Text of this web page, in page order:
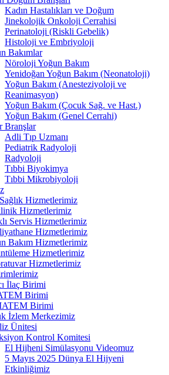
Kadın Hastalıkları ve Doğum
Jinekolojik Onkoloji Cerrahisi
Perinatoloji (Riskli Gebelik)
Histoloji ve Embriyoloji
Bakımlar
Nöroloji Yoğun Bakım
Yenidoğan Yoğun Bakım (Neonatoloji)
Yoğun Bakım (Anesteziyoloji ve
Reanimasyon)
Yoğun Bakım (Çocuk Sağ. ve Hast.)
Yoğun Bakım (Genel Cerrahi)
Branşlar
Adli Tıp Uzmanı
Pediatrik Radyoloji
Radyoloji
Tıbbi Biyokimya
Tıbbi Mikrobiyoloji
Hizmetlerimiz
Hizmetlerimiz
Servis Hizmetlerimiz
Hizmetlerimiz
Bakım Hizmetlerimiz
Hizmetlerimiz
Hizmetlerimiz
İlaç Birimi
Birimi
Birimi
İzlem Merkezimiz
Ünitesi
Kontrol Komitesi
El Hijheni Simülasyonu Videomuz
5 Mayıs 2025 Dünya El Hijyeni
Etkinliğimiz